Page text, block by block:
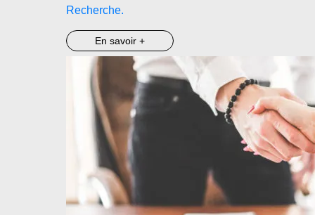
Recherche.
En savoir +